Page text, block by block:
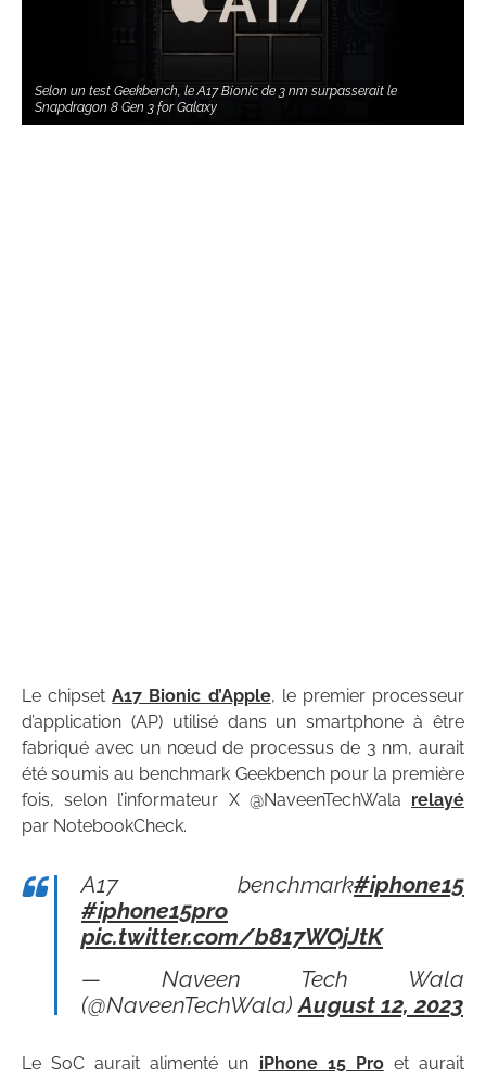
Selon un test Geekbench, le A17 Bionic de 3 nm surpasserait le
Snapdragon 8 Gen 3 for Galaxy
Le chipsetA17 Bionic d’Apple, le premier processeur
d’application (AP) utilisé dans un smartphone à être
fabriqué avec un nœud de processus de 3 nm, aurait
été soumis au benchmark Geekbench pour la première
fois, selon l’informateur X @NaveenTechWala relayé
par NotebookCheck.
A17 benchmark#iphone15
#iphone15pro
pic.twitter.com/b817WOjJtK
— Naveen Tech Wala
(@NaveenTechWala)August 12, 2023
Le SoC aurait alimenté un iPhone 15 Proet aurait